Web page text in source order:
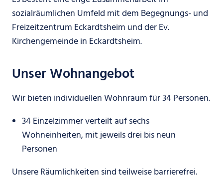
sozialräumlichen Umfeld mit dem Begegnungs- und
Freizeitzentrum Eckardtsheim und der Ev.
Kirchengemeinde in Eckardtsheim.
Unser Wohnangebot
Wir bieten individuellen Wohnraum für 34 Personen.
34 Einzelzimmer verteilt auf sechs
Wohneinheiten, mit jeweils drei bis neun
Personen
Unsere Räumlichkeiten sind teilweise barrierefrei.